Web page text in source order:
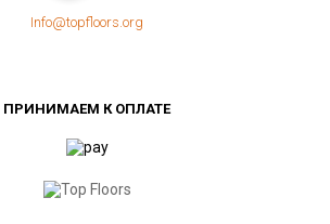
Info@topfloors.org
ПРИНИМАЕМ К ОПЛАТЕ